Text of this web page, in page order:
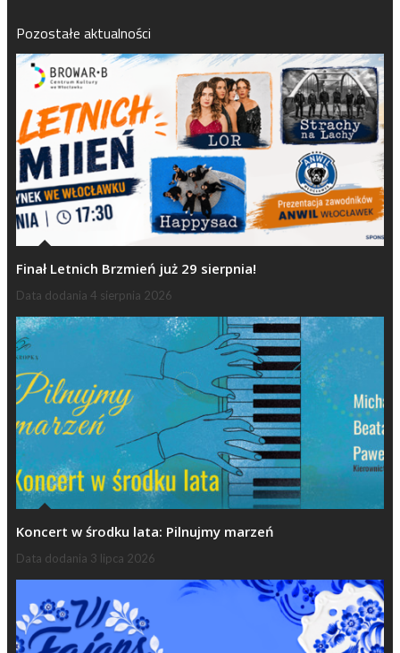
Pozostałe aktualności
Finał Letnich Brzmień już 29 sierpnia!
Data dodania 4 sierpnia 2026
Koncert w środku lata: Pilnujmy marzeń
Data dodania 3 lipca 2026